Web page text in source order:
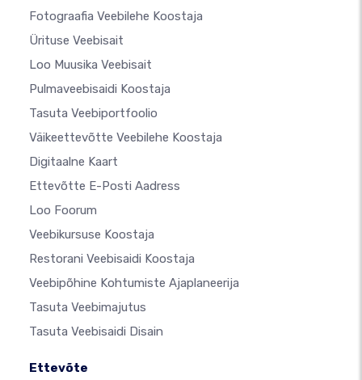
Fotograafia Veebilehe Koostaja
Ürituse Veebisait
Loo Muusika Veebisait
Pulmaveebisaidi Koostaja
Tasuta Veebiportfoolio
Väikeettevõtte Veebilehe Koostaja
Digitaalne Kaart
Ettevõtte E-Posti Aadress
Loo Foorum
Veebikursuse Koostaja
Restorani Veebisaidi Koostaja
Veebipõhine Kohtumiste Ajaplaneerija
Tasuta Veebimajutus
Tasuta Veebisaidi Disain
Ettevõte